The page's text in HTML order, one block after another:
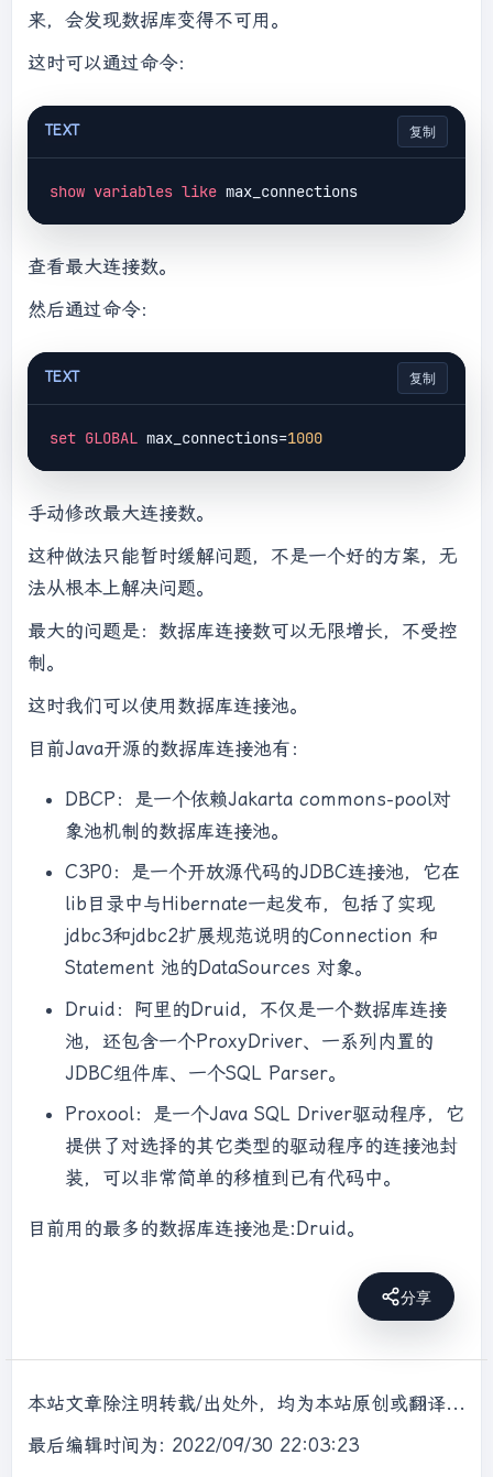
来，会发现数据库变得不可用。
这时可以通过命令：
TEXT 复制
show variables like
查看最大连接数。
然后通过命令：
TEXT 复制
set GLOBAL max_connections=1000
手动修改最大连接数。
这种做法只能暂时缓解问题，不是一个好的方案，无
法从根本上解决问题。
最大的问题是：数据库连接数可以无限增长，不受控
制。
这时我们可以使用数据库连接池。
目前Java开源的数据库连接池有：
DBCP：是一个依赖Jakarta commons-pool对
象池机制的数据库连接池。
C3P0：是一个开放源代码的JDBC连接池，它在
lib目录中与Hibernate一起发布，包括了实现
jdbc3和jdbc2扩展规范说明的Connection 和
Statement 池的DataSources 对象。
Druid：阿里的Druid，不仅是一个数据库连接
池，还包含一个ProxyDriver、一系列内置的
JDBC组件库、一个SQL Parser。
Proxool：是一个Java SQL Driver驱动程序，它
提供了对选择的其它类型的驱动程序的连接池封
装，可以非常简单的移植到已有代码中。
目前用的最多的数据库连接池是:Druid。
分享
本站文章除注明转载/出处外，均为本站原创或翻译，转载前请务必署名，转载请标明出处。
最后编辑时间为: 2022/09/30 22:03:23